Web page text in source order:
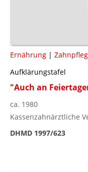
Ernährung |
Aufklärungstafel
"Auch an
ca. 1980
Kassenzahnärztliche
DHMD 1997/623